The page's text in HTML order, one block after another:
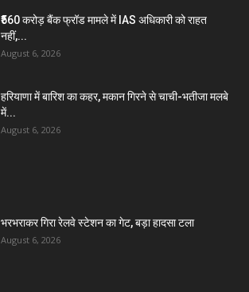
₹560 करोड़ बैंक फ्रॉड मामले में IAS अधिकारी को राहत
नहीं,...
August 6, 2026
हरियाणा में बारिश का कहर, मकान गिरने से चाची-भतीजा मलबे
में...
August 6, 2026
भरभराकर गिरा रेलवे स्टेशन का गेट, बड़ा हादसा टला
August 6, 2026